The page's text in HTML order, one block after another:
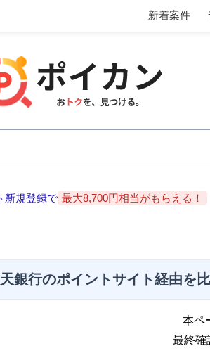
新着案件
新規登録で 最大8,700円相当がもらえる！
銀行のポイントサイト経由を
本ペ
最終確